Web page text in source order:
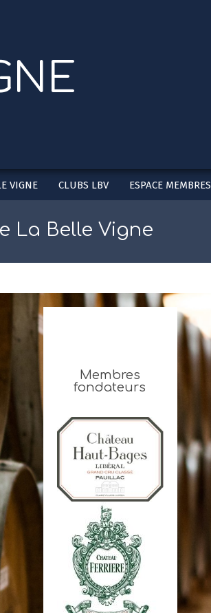
Secondary
Menu
VIGNE CLUBS LBV ESPACE MEMBRES
La Belle Vigne
Membres
fondateurs